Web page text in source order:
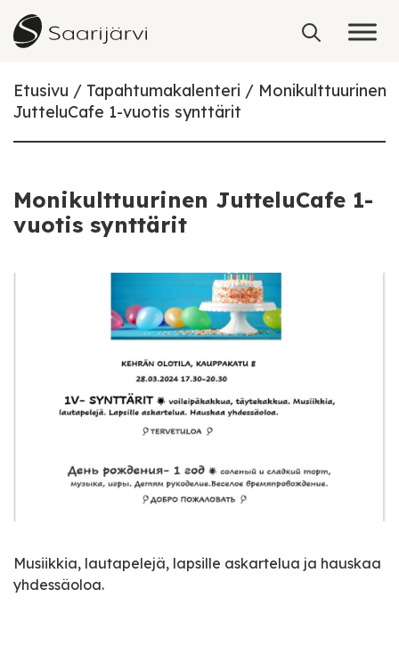
Skip to content
Etusivu Tapahtumakalenteri
Monikulttuurinen
JutteluCafe 1-vuotis synttärit
Monikulttuurinen JutteluCafe 1-
vuotis synttärit
Musiikkia, lautapelejä, lapsille askartelua ja hauskaa
yhdessäoloa.